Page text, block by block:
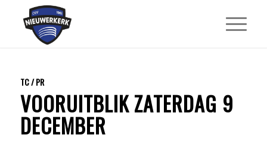
TC / PR
VOORUITBLIK ZATERDAG 9
DECEMBER